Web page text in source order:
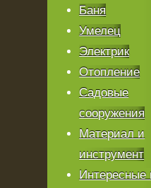
Баня
Умелец
Электрик
Отопление
Садовые
сооружения
Материал и
инструмент
Интересные